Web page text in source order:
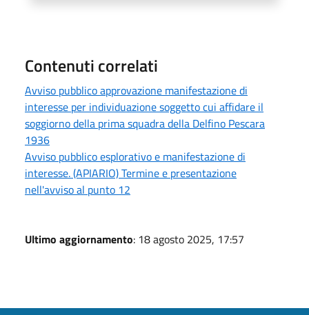
Contenuti correlati
Avviso pubblico approvazione manifestazione di
interesse per individuazione soggetto cui affidare il
soggiorno della prima squadra della Delfino Pescara
1936
Avviso pubblico esplorativo e manifestazione di
interesse. (APIARIO) Termine e presentazione
nell'avviso al punto 12
Ultimo aggiornamento: 18 agosto 2025, 17:57